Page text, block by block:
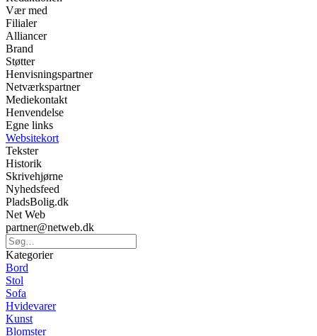
Vær med
Filialer
Alliancer
Brand
Støtter
Henvisningspartner
Netværkspartner
Mediekontakt
Henvendelse
Egne links
Websitekort
Tekster
Historik
Skrivehjørne
Nyhedsfeed
PladsBolig.dk
Net Web
partner@netweb.dk
Kategorier
Bord
Stol
Sofa
Hvidevarer
Kunst
Blomster